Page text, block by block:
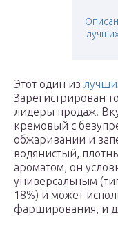
Этот один из
Зарегистрирован
лидеры продаж.
кремовый с
обжаривании и
водянистый,
ароматом, он
универсальным
18%) и может
фарширования, и